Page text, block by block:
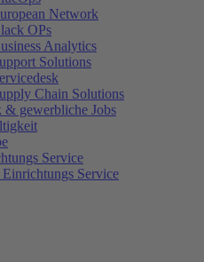
Network
OPs
Analytics
Solutions
Chain Solutions
& gewerbliche Jobs
Service
Einrichtungs Service